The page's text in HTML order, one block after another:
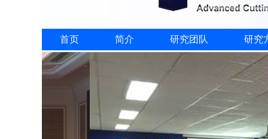
首页 简介 研究团队 研究